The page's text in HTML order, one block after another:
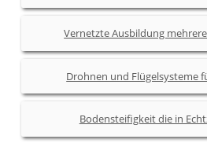
Vernetzte Ausbildung
Drohnen und Flügelsysteme
Bodensteifigkeit die in